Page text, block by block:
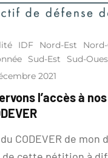
IDF Nord-Est
Sud-Est
Sud-
2021
l’accès à
CODEVER de